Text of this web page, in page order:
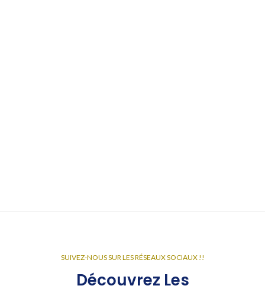
SUIVEZ-NOUS SUR LES RÉSEAUX SOCIAUX !!
Découvrez Les